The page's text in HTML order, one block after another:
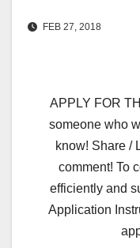
FEB 27, 2018
APPLY FOR
someone who
know! Share /
comment! To
efficiently and
Application